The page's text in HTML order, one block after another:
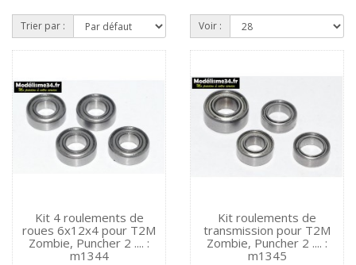
Trier par : Voir :
Kit 4 roulements de
roues 6x12x4 pour T2M
Zombie, Puncher 2 .... :
m1344
Kit roulements de
transmission pour T2M
Zombie, Puncher 2 .... :
m1345